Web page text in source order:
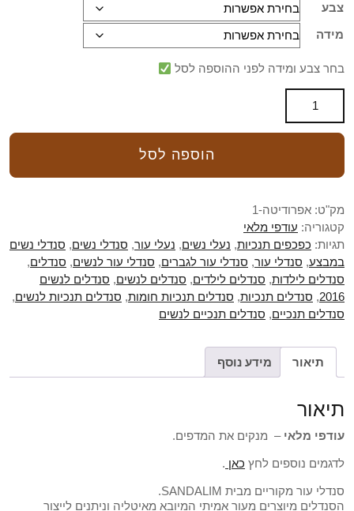
צבע
מידה
בחר צבע ומידה לפני ההוספה לסל
הוספה לסל
מק"ט: אפרודיטה-1
קטגוריה: עודפי מלאי
תגיות: כפכפים תנכיות, נעלי נשים, נעלי עור, סנדלי נשים, סנדלי נשים
במבצע, סנדלי עור, סנדלי עור לגברים, סנדלי עור לנשים, סנדלים,
סנדלים לילדות, סנדלים לילדים, סנדלים לנשים, סנדלים לנשים
2016
, סנדלים תנכיות, סנדלים תנכיות חומות, סנדלים תנכיות לנשים,
סנדלים תנכיים, סנדלים תנכיים לנשים
תיאור מידע נוסף
תיאור
עודפי מלאי – מנקים את המדפים.
לדגמים נוספים לחץ כאן .
סנדלי עור מקוריים מבית SANDALIM.
הסנדלים מיוצרים מעור אמיתי המיובא מאיטליה וניתנים לייצור